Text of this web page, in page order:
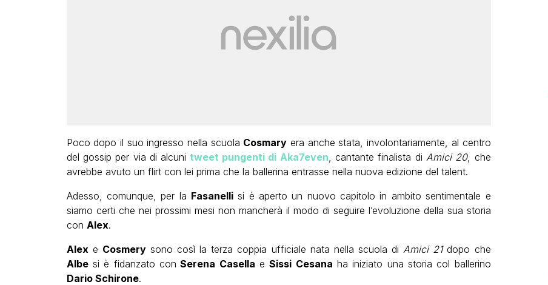
Poco dopo il suo ingresso nella scuola Cosmary era anche stata, involontariamente, al centro
del gossip per via di alcuni tweet pungenti di Aka7even , cantante finalista di Amici 20, che
avrebbe avuto un flirt con lei prima che la ballerina entrasse nella nuova edizione del talent.
Adesso, comunque, per la Fasanellisi è aperto un nuovo capitolo in ambito sentimentale e
siamo certi che nei prossimi mesi non mancherà il modo di seguire l’evoluzione della sua storia
con Alex.
Alex e Cosmerysono così la terza coppia ufficiale nata nella scuola di Amici 21dopo che
Albesi è fidanzato con Serena Casella eSissi Cesana ha iniziato una storia col ballerino
Dario Schirone.